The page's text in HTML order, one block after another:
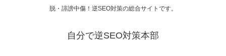
脱・誹謗中傷！逆SEO対策の総合サイトです。
自分で逆SEO対策本部